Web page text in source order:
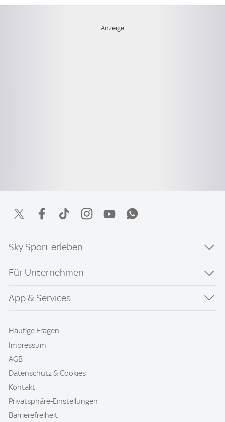
Sky Sport erleben
Für Unternehmen
App & Services
Häufige Fragen
Impressum
AGB
Datenschutz & Cookies
Kontakt
Privatsphäre-Einstellungen
Barrierefreiheit